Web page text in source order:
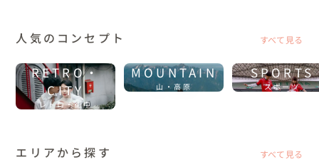
人気のコンセプト すべて見る
RETRO・
CITY
レトロ・街中
MOUNTAIN
山・高原
SPORTS
スポーツ
エリアから探す すべて見る